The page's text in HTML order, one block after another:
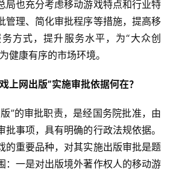
局也充分考虑移动游戏特点和行业特
管理、简化审批程序等措施，提高移
方式，提升服务水平，为“大众创
健康有序的市场环境。
上网出版”实施审批依据何在？
”的审批职责，是经国务院批准，由
事项，具有明确的行政法规依据。
的重要品种，对其实施出版审批是题
：一是对出版境外著作权人的移动游